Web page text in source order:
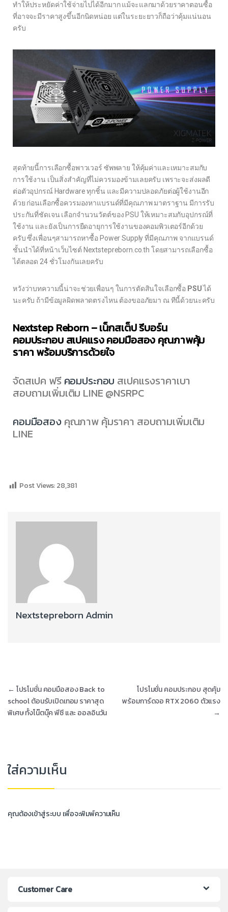
ทำให้ประหยัดค่าใช้จ่ายไปได้อีกมาก แม้จะแลกมาด้วยราคาตอนซื้อ
ที่อาจจะมีราคาสูงขึ้นอีกนิดหน่อย แต่ในระยะยาวก็ถือว่าคุ้มแน่นอน
ครับ
สุดท้ายนี้การเลือกซื้อพาวเวอร์ ซัพพลาย ให้คุ้มค่าและเหมาะสมกับ
การใช้งาน เป็นสิ่งสำคัญที่ไม่ควรมองข้ามเลยครับ เพราะจะส่งผลดี
ต่อตัวอุปกรณ์ Hardware ทุกชิ้น และมีความปลอดภัยต่อผู้ใช้งานอีก
ด้วย ก่อนเลือกซื้อควรมองหาแบรนด์ที่มีคุณภาพ มาตราฐาน มีการรับ
ประกันที่ชัดเจน เลือกจำนวนวัตต์ของ PSU ให้เหมาะสมกับอุปกรณ์ที่
ใช้งาน และยังเป็นการยืดอายุการใช้งานของคอมพิวเตอร์อีกด้วย
ครับ ซึ่งเพื่อนๆสามารถหาซื้อ Power Supply ที่มีคุณภาพ จากแบรนด์
ชั้นนำได้ที่หน้าเว็บไซต์ Nextstepreborn.co.th โดยสามารถเลือกซื้อ
ได้ตลอด 24 ชั่วโมงกันเลยครับ
หวังว่าบทความนี้น่าจะช่วยเพื่อนๆ ในการตัดสินใจเลือกซื้อ PSUได้
นะครับ ถ้ามีข้อมูลผิดพลาดตรงไหน ต้องขออภัยมา ณ ทีนี้ด้วยนะครับ
Nextstep Reborn – เน็กสเต็ป รีบอร์น
คอมประกอบ สเปคแรง คอมมือสอง คุณภาพคุ้ม
ราคา พร้อมบริการด้วยใจ
จัดสเปค ฟรี คอมประกอบ สเปคแรงราคาเบา
สอบถามเพิ่มเติม LINE @NSRPC
คอมมือสองคุณภาพ คุ้มราคา สอบถามเพิ่มเติม
LINE
Post Views:28,381
Nextstepreborn Admin
← โปรโมชั่น คอมมือสอง Back to
school ต้อนรับเปิดเทอม ราคาสุด
พิเศษ ทั้งโน๊ตบุ๊ค พีซี และ ออลอินวัน
โปรโมชั่น คอมประกอบ สุดคุ้ม
พร้อมการ์ดจอ RTX 2060 ตัวแรง
→
ใส่ความเห็น
คุณต้องเข้าสู่ระบบ เพื่อจะพิมพ์ความเห็น
Customer Care